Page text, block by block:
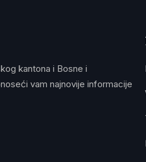
kantona i Bosne i
vam najnovije informacije